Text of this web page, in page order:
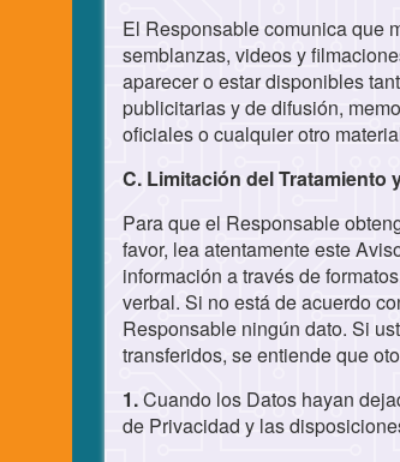
El Responsable comunica que
semblanzas, videos y
aparecer o estar disponibles
publicitarias y de difusión,
oficiales o cualquier otro
C. Limitación del Tratamiento
Para que el Responsable
favor, lea atentamente este
información a través de
verbal. Si no está de acuerdo
Responsable ningún dato. Si
transferidos, se entiende que
1.Cuando los Datos hayan
de Privacidad y las